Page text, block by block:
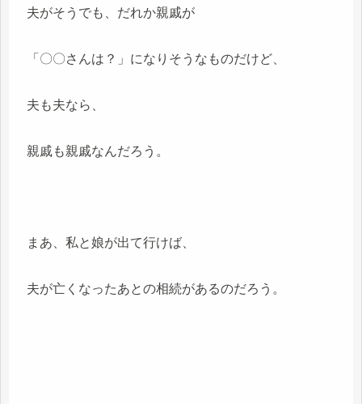
夫がそうでも、だれか親戚が
「〇〇さんは？」になりそうなものだけど、
夫も夫なら、
親戚も親戚なんだろう。
まあ、私と娘が出て行けば、
夫が亡くなったあとの相続があるのだろう。